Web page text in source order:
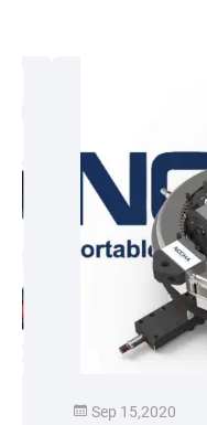
Sep 15,2020